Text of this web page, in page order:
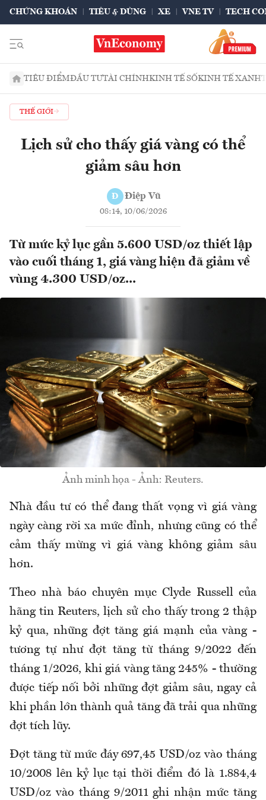
CHỨNG KHOÁN TIÊU & DÙNG XE VNE TV TECH
TIÊU ĐIỂMĐẦU TƯTÀI CHÍNHKINH TẾ SỐKINH TẾ XANH
THẾ GIỚI
Lịch sử cho thấy giá vàng có thể
giảm sâu hơn
Đ Điệp Vũ
08:14, 10/06/2026
Từ mức kỷ lục gần 5.600 USD/oz thiết lập
vào cuối tháng 1, giá vàng hiện đã giảm về
vùng 4.300 USD/oz...
Ảnh minh họa - Ảnh: Reuters.
Nhà đầu tư có thể đang thất vọng vì giá vàng
ngày càng rời xa mức đỉnh, nhưng cũng có thể
cảm thấy mừng vì giá vàng không giảm sâu
hơn.
Theo nhà báo chuyên mục Clyde Russell của
hãng tin Reuters, lịch sử cho thấy trong 2 thập
kỷ qua, những đợt tăng giá mạnh của vàng -
tương tự như đợt tăng từ tháng 9/2022 đến
tháng 1/2026, khi giá vàng tăng 245% - thường
được tiếp nối bởi những đợt giảm sâu, ngay cả
khi phần lớn thành quả tăng đã trải qua những
đợt tích lũy.
Đợt tăng từ mức đáy 697,45 USD/oz vào tháng
10/2008 lên kỷ lục tại thời điểm đó là 1.884,4
USD/oz vào tháng 9/2011 ghi nhận mức tăng